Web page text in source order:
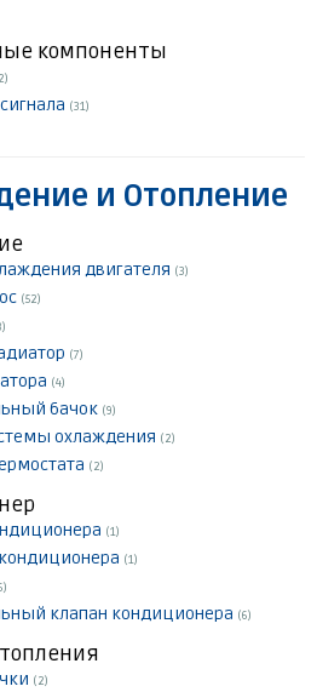
компоненты
(31)
и Отопление
двигателя (3)
(52)
(7)
(4)
бачок (9)
охлаждения (2)
(2)
(1)
(1)
клапан кондиционера (6)
(2)